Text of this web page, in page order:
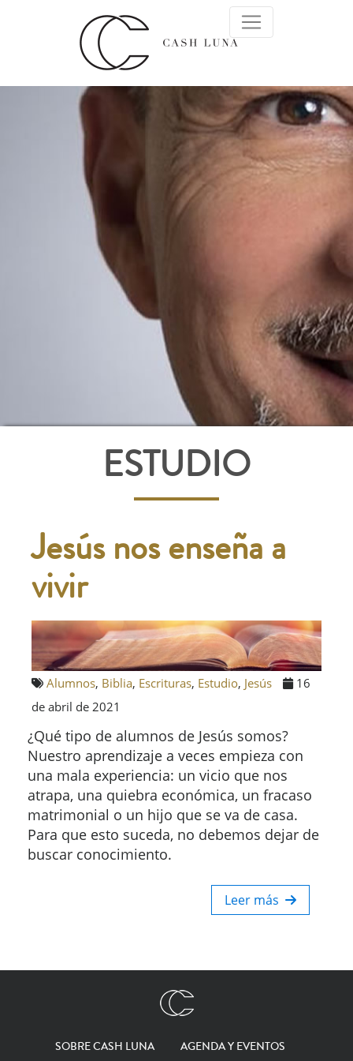
ESTUDIO
Jesús nos enseña a
vivir
Alumnos, Biblia, Escrituras, Estudio, Jesús
16
de abril de 2021
¿Qué tipo de alumnos de Jesús somos?
Nuestro aprendizaje a veces empieza con
una mala experiencia: un vicio que nos
atrapa, una quiebra económica, un fracaso
matrimonial o un hijo que se va de casa.
Para que esto suceda, no debemos dejar de
buscar conocimiento.
Leer más
SOBRE CASH LUNA AGENDA Y EVENTOS